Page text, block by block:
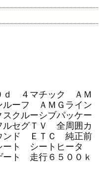
ｄ ４マチック ＡＭ
ーフ ＡＭＧライン
クルーシブパッケー
セグＴＶ 全周囲カ
ンド ＥＴＣ 純正前
ト シートヒータ
ト 走行６５００ｋ